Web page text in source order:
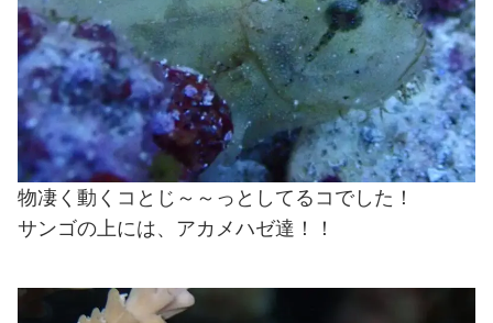
物凄く動くコとじ～～っとしてるコでした！
サンゴの上には、アカメハゼ達！！